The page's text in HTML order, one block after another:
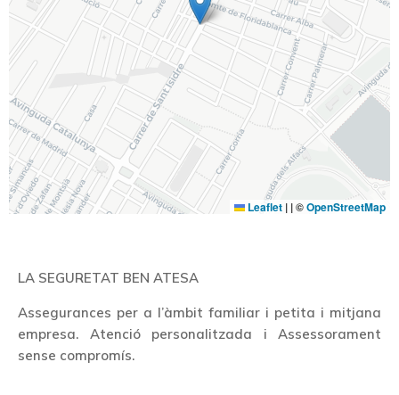
Leaflet | | ©OpenStreetMap
LA SEGURETAT BEN ATESA
Assegurances per a l’àmbit familiar i petita i mitjana
empresa. Atenció personalitzada i Assessorament
sense compromís.